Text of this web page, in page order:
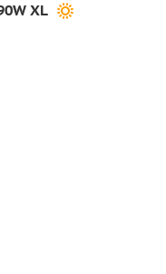
XL